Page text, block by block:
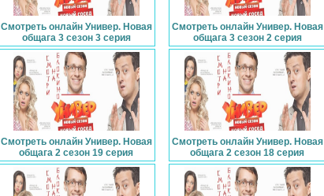
Смотреть онлайн Универ. Новая
общага 3 сезон 3 серия
Смотреть онлайн Универ. Новая
общага 3 сезон 2 серия
Смотреть онлайн Универ. Новая
общага 2 сезон 19 серия
Смотреть онлайн Универ. Новая
общага 2 сезон 18 серия